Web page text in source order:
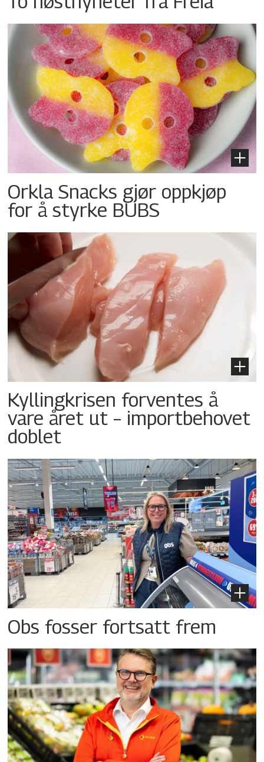
Orkla Snacks gjør oppkjøp
for å styrke BUBS
Kyllingkrisen forventes å
vare året ut – importbehovet
doblet
Obs fosser fortsatt frem